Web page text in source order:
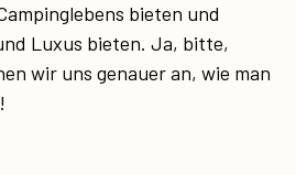
bieten und
Luxus bieten. Ja, bitte,
wir uns genauer an, wie man